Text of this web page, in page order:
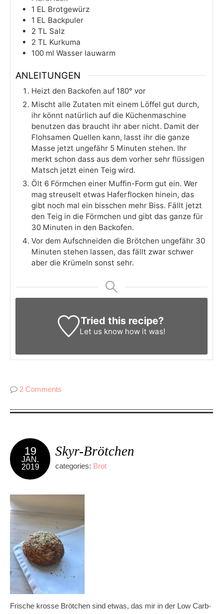
1 EL Brotgewürz
1 EL Backpuler
2 TL Salz
2 TL Kurkuma
100 ml Wasser lauwarm
ANLEITUNGEN
Heizt den Backofen auf 180° vor
Mischt alle Zutaten mit einem Löffel gut durch,
ihr könnt natürlich auf die Küchenmaschine
benutzen das braucht ihr aber nicht. Damit der
Flohsamen Quellen kann, lasst ihr die ganze
Masse jetzt ungefähr 5 Minuten stehen. Ihr
merkt schon dass aus dem vorher sehr flüssigen
Matsch jetzt einen Teig wird.
Ölt 6 Förmchen einer Muffin-Form gut ein. Wer
mag streuselt etwas Haferflocken hinein, das
gibt noch mal ein bisschen mehr Biss. Fällt jetzt
den Teig in die Förmchen und gibt das ganze für
30 Minuten in den Backofen.
Vor dem Aufschneiden die Brötchen ungefähr 30
Minuten stehen lassen, das fällt zwar schwer
aber die Krümeln sonst sehr.
Tried this recipe?
Let us knowhow it was!
2 Comments
19
JAN.
2019
Skyr-Brötchen
categories: Brot
Frische krosse Brötchen sind etwas, das mir in der Low Carb-